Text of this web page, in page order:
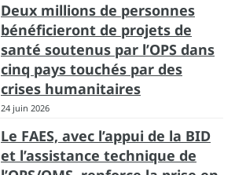
Deux millions de personnes
bénéficieront de projets de
santé soutenus par l’OPS dans
cinq pays touchés par des
crises humanitaires
24 juin 2026
Le FAES, avec l’appui de la BID
et l’assistance technique de